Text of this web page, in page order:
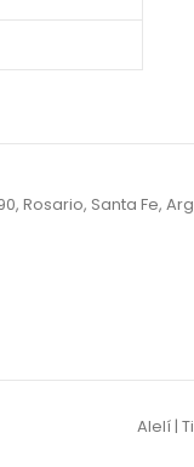
Rosario, Santa Fe,
Alelí |